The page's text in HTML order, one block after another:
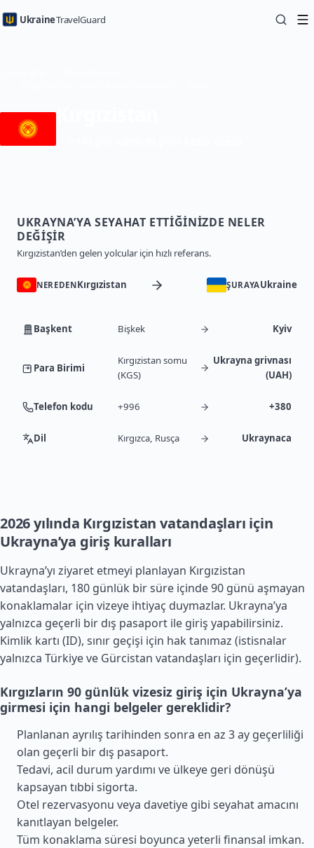
UkraineTravelGuard
UKRAYNA’YA SEYAHAT ETTIĞINIZDE NELER
DEĞIŞIR
Kırgızistan’den gelen yolcular için hızlı referans.
NEREDENKırgızistan ŞURAYAUkraine
Başkent Bişkek Kyiv
Para Birimi
Kırgızistan somu
(KGS)
Ukrayna grivnası
(UAH)
Telefon kodu +996 +380
Dil Kırgızca, Rusça Ukraynaca
2026 yılında Kırgızistan vatandaşları için
Ukrayna’ya giriş kuralları
Ukrayna’yı ziyaret etmeyi planlayan Kırgızistan
vatandaşları, 180 günlük bir süre içinde 90 günü aşmayan
konaklamalar için vizeye ihtiyaç duymazlar. Ukrayna’ya
yalnızca geçerli bir dış pasaport ile giriş yapabilirsiniz.
Kimlik kartı (ID), sınır geçişi için hak tanımaz (istisnalar
yalnızca Türkiyeve Gürcistan vatandaşları için geçerlidir).
Kırgızların 90 günlük vizesiz giriş için Ukrayna’ya
girmesi için hangi belgeler gereklidir?
Planlanan ayrılış tarihinden sonra en az 3 ay geçerliliği
olan geçerli bir dış pasaport.
Tedavi, acil durum yardımı ve ülkeye geri dönüşü
kapsayan tıbbi sigorta.
Otel rezervasyonu veya davetiye gibi seyahat amacını
kanıtlayan belgeler.
Tüm konaklama süresi boyunca yeterli finansal imkan.